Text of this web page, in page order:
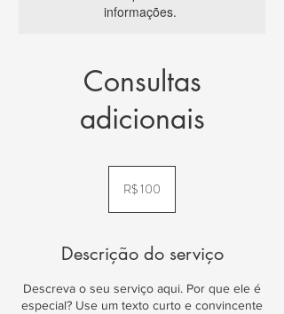
informações.
Consultas
adicionais
brasileiros
R$ 100
Descrição do serviço
Descreva o seu serviço aqui. Por que ele é
especial? Use um texto curto e convincente